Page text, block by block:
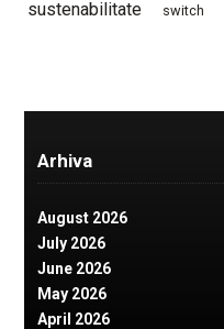
sustenabilitate switch
Arhiva
August 2026
July 2026
June 2026
May 2026
April 2026